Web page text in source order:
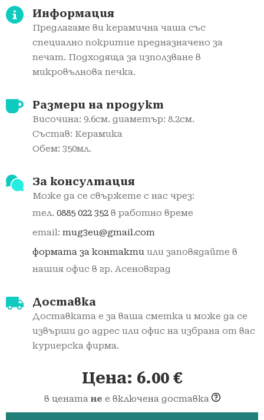
Информация
Предлагаме ви керамичнa чаша със
специално покритие предназначено за
печат. Подходяща за използване в
микровълнова печка.
Размери на продукт
Височина: 9.6см. диаметър: 8.2см.
Състав: Керамика
Обем: 350мл.
За консултация
Може да се свържете с нас чрез:
тел. 0885 022 352 в работно време
email: mug3eu@gmail.com
формата за контакти или заповядайте в
нашия офис в гр. Асеновград
Доставка
Доставката е за ваша сметка и може да се
извърши до адрес или офис на избрана от вас
куриерска фирма.
Цена: 6.00 €
в цената не е включена доставка